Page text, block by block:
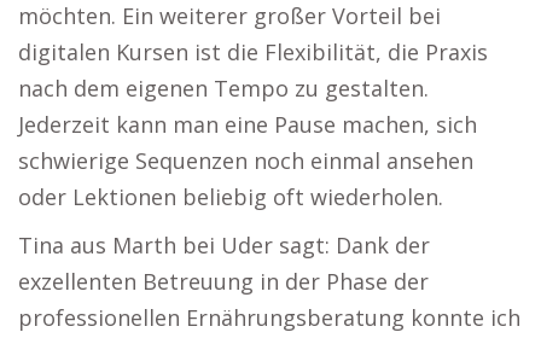
möchten. Ein weiterer großer Vorteil bei
digitalen Kursen ist die Flexibilität, die Praxis
nach dem eigenen Tempo zu gestalten.
Jederzeit kann man eine Pause machen, sich
schwierige Sequenzen noch einmal ansehen
oder Lektionen beliebig oft wiederholen.
Tina aus Marth bei Uder sagt: Dank der
exzellenten Betreuung in der Phase der
professionellen Ernährungsberatung konnte ich